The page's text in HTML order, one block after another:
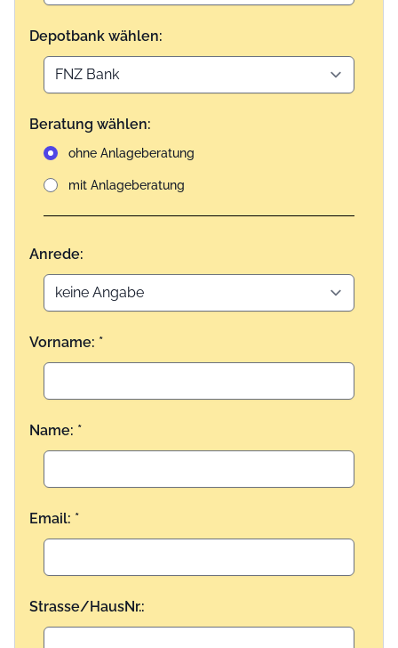
Depotbank wählen:
Beratung wählen:
ohne Anlageberatung
mit Anlageberatung
Anrede:
Vorname: *
Name: *
Email: *
Strasse/HausNr.: